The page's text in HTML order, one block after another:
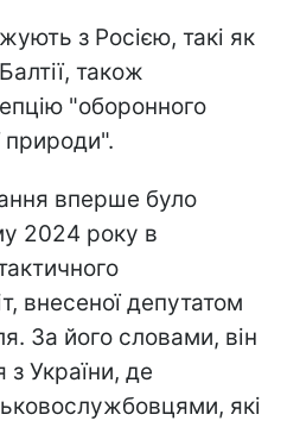
з Росією, такі як
також
"оборонного
природи".
вперше було
2024 року в
внесеної депутатом
За його словами, він
України, де
які